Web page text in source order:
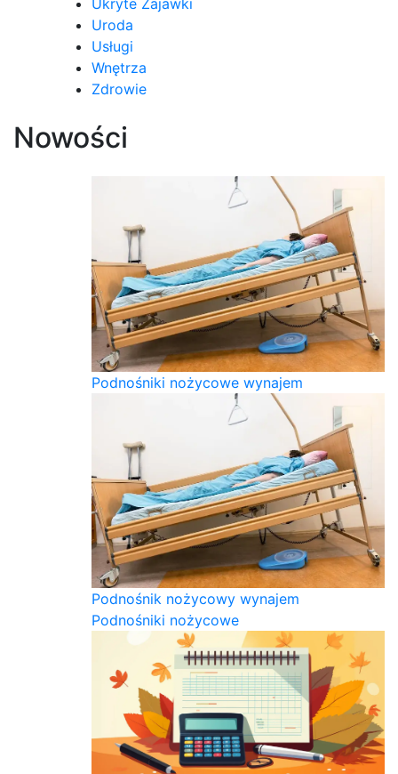
Uroda
Usługi
Wnętrza
Zdrowie
Nowości
Podnośniki nożycowe wynajem
Podnośnik nożycowy wynajem
Podnośniki nożycowe